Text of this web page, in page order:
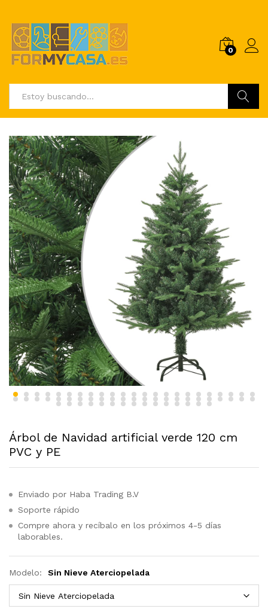
0
Árbol de Navidad artificial verde 120 cm
PVC y PE
Enviado por Haba Trading B.V
Soporte rápido
Compre ahora y recíbalo en los próximos 4-5 días
laborables.
Modelo: Sin Nieve Aterciopelada